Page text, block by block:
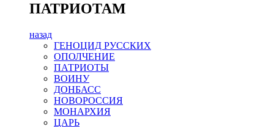
ПАТРИОТАМ
назад
ГЕНОЦИД РУССКИХ
ОПОЛЧЕНИЕ
ПАТРИОТЫ
ВОИНУ
ДОНБАСС
НОВОРОССИЯ
МОНАРХИЯ
ЦАРЬ